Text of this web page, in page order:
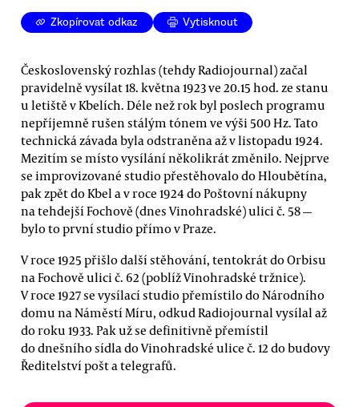
Zkopírovat odkaz Vytisknout
Československý rozhlas (tehdy Radiojournal) začal
pravidelně vysílat 18. května 1923 ve 20.15 hod. ze stanu
u letiště v Kbelích. Déle než rok byl poslech programu
nepříjemně rušen stálým tónem ve výši 500 Hz. Tato
technická závada byla odstraněna až v listopadu 1924.
Mezitím se místo vysílání několikrát změnilo. Nejprve
se improvizované studio přestěhovalo do Hloubětína,
pak zpět do Kbel a v roce 1924 do Poštovní nákupny
na tehdejší Fochově (dnes Vinohradské) ulici č. 58 —
bylo to první studio přímo v Praze.
V roce 1925 přišlo další stěhování, tentokrát do Orbisu
na Fochově ulici č. 62 (poblíž Vinohradské tržnice).
V roce 1927 se vysílací studio přemístilo do Národního
domu na Náměstí Míru, odkud Radiojournal vysílal až
do roku 1933. Pak už se definitivně přemístil
do dnešního sídla do Vinohradské ulice č. 12 do budovy
Ředitelství pošt a telegrafů.